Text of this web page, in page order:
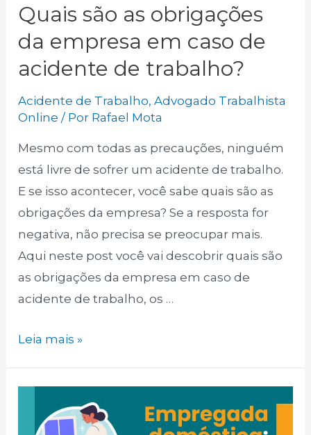
Quais são as obrigações
da empresa em caso de
acidente de trabalho?
Acidente de Trabalho,Advogado Trabalhista
Online / Por Rafael Mota
Mesmo com todas as precauções, ninguém
está livre de sofrer um acidente de trabalho.
E se isso acontecer, você sabe quais são as
obrigações da empresa? Se a resposta for
negativa, não precisa se preocupar mais.
Aqui neste post você vai descobrir quais são
as obrigações da empresa em caso de
acidente de trabalho, os …
Leia mais »